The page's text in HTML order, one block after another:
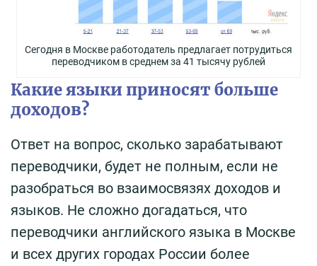
Сегодня в Москве работодатель предлагает потрудиться
переводчиком в среднем за 41 тысячу рублей
Какие языки приносят больше
доходов?
Ответ на вопрос, сколько зарабатывают
переводчики, будет не полным, если не
разобраться во взаимосвязях доходов и
языков. Не сложно догадаться, что
переводчики английского языка в Москве
и всех других городах России более